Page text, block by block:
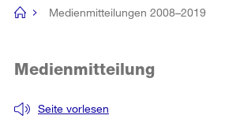
Navigation
[no
Medienmitteilungen 2008–2019
Seite vorlesen
Medienmitteilung